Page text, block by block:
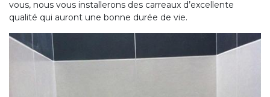
vous, nous vous installerons des carreaux d’excellente
qualité qui auront une bonne durée de vie.